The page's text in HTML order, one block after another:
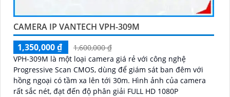
CAMERA IP VANTECH VPH-309M
1,350,000 ₫
1,600,000 ₫
VPH-309M là một loại camera giá rẻ với công nghệ
Progressive Scan CMOS, dùng để giám sát ban đêm với
hồng ngoại có tầm xa lên tới 30m. Hình ảnh của camera
rất sắc nét, đạt đến độ phân giải FULL HD 1080P